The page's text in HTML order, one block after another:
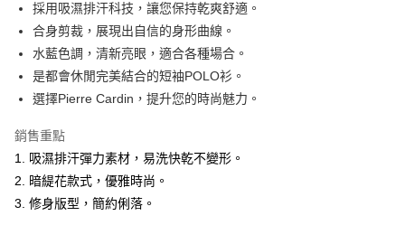
悠遊付
Google Pay
ATM付款
全家取貨付款
每筆NT$60，滿NT$1,200(含以上)免運費
付款後全家取貨
採用吸濕排汗科技，讓您保持乾爽舒適。
合身剪裁，展現出自信的身形曲線。
水藍色調，清新亮眼，適合各種場合。
是都會休閒完美結合的短袖POLO衫。
選擇Pierre Cardin，提升您的時尚魅力。
銷售重點
1. 吸濕排汗彈力素材，易洗快乾不變形。
2. 暗緹花款式，優雅時尚。
3. 修身版型，簡約俐落。